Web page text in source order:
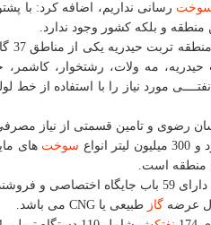
رسانی نداریم، اضافه كرد: با
منطقه و بلكه كشور وجود ندارد.
تربت حیدریه یكی از مناطق 37 گانه شركت ملی
شهرستان تربت حیدریه، مه ولات،
رضوی و تامین قسمتی از نیاز
سوخت های
منطقه است.
گاز طبیعی یا CNG می باشد.